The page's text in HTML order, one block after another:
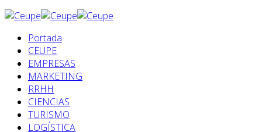
Portada
CEUPE
EMPRESAS
MARKETING
RRHH
CIENCIAS
TURISMO
LOGÍSTICA